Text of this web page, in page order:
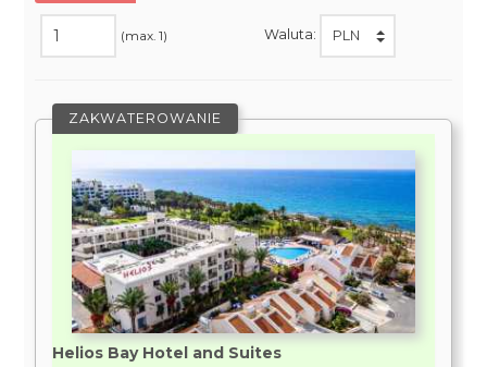
(max. 1) Waluta:
ZAKWATEROWANIE
Helios Bay Hotel and Suites